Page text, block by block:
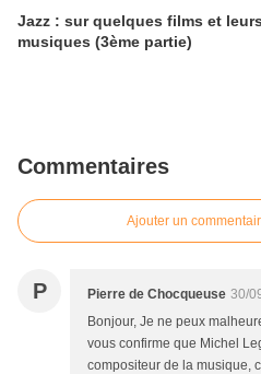
Jazz : sur quelques films et leurs
musiques (3ème partie)
Commentaires
Ajouter un
P Pierre de Chocqueuse 30/
Bonjour, Je ne peux
vous confirme que Michel
compositeur de la musique,